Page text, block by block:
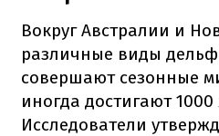
Вокруг Австралии и
различные виды
совершают сезонные
иногда достигают
Исследователи